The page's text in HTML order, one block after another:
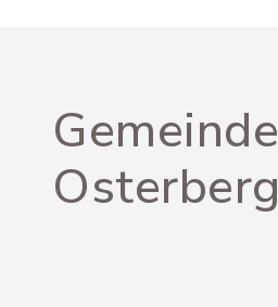
Gemeinde
Osterberg